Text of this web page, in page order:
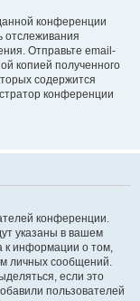
конференции
отслеживания
Отправьте email-
копией полученного
содержится
конференции
конференции.
указаны в вашем
к информации о том,
личных сообщений.
если это
пользователей